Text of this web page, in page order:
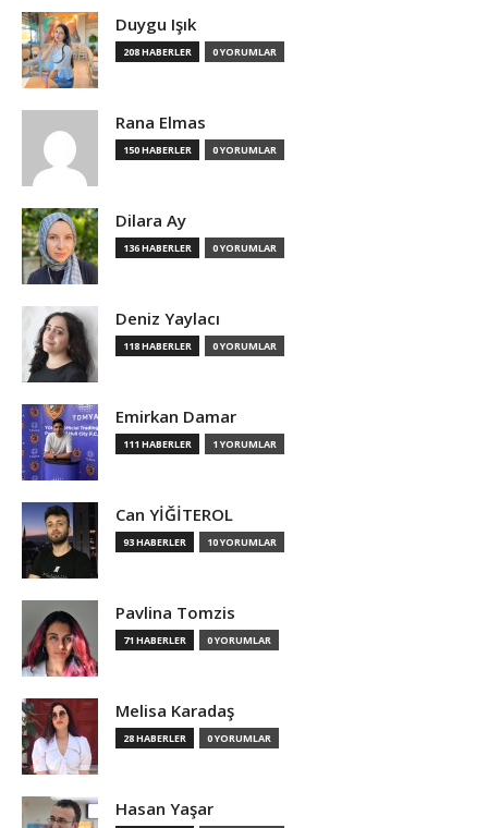
Duygu Işık
208 HABERLER 0 YORUMLAR
Rana Elmas
150 HABERLER 0 YORUMLAR
Dilara Ay
136 HABERLER 0 YORUMLAR
Deniz Yaylacı
118 HABERLER 0 YORUMLAR
Emirkan Damar
111 HABERLER 1 YORUMLAR
Can YİĞİTEROL
93 HABERLER 10 YORUMLAR
Pavlina Tomzis
71 HABERLER 0 YORUMLAR
Melisa Karadaş
28 HABERLER 0 YORUMLAR
Hasan Yaşar